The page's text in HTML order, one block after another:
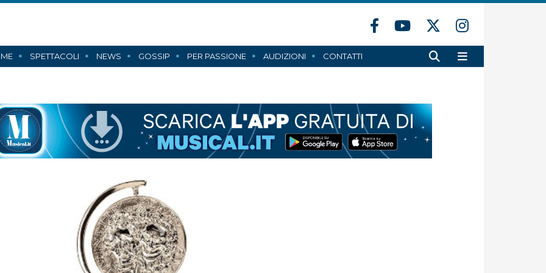
SPETTACOLI NEWS GOSSIP PER PASSIONE AUDIZIONI CONTATTI